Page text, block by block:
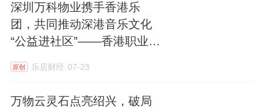
很长时间，阳光城都在持续进行，组织架构深
化调整。原有的15个区域公司合并调整为12
个，削减多项无效工作界面及冗余管理层级，
理费率下降到五年最低值，仅为2.3%。
深圳万科物业携手香港乐
团，共同推动深港音乐文化
“公益进社区”——香港职业交
正式落地深圳
原创 乐居财经 07-23
万物云灵石点亮绍兴，破局